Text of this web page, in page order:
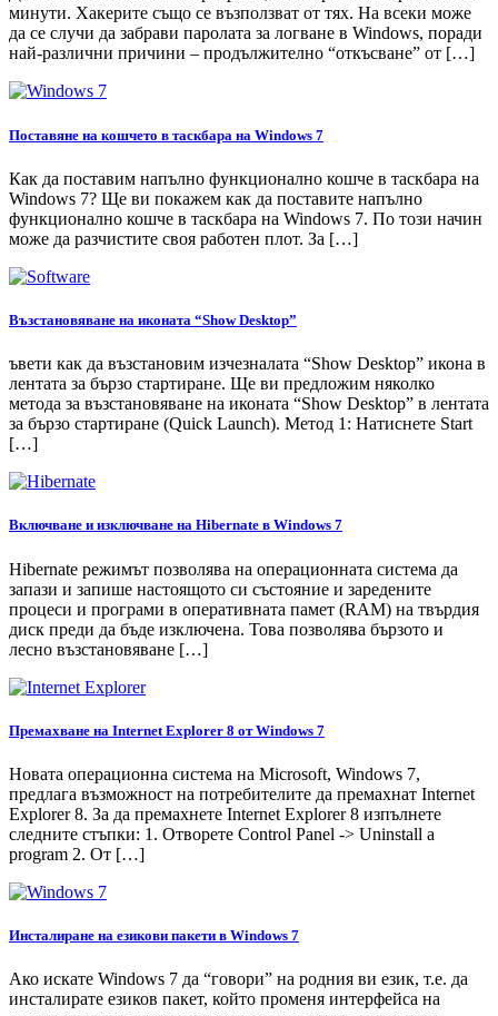
минути. Хакерите също се възползват от тях. На всеки може
да се случи да забрави паролата за логване в Windows, поради
най-различни причини – продължително “откъсване” от […]
Поставяне на кошчето в таскбара на Windows 7
Как да поставим напълно функционално кошче в таскбара на
Windows 7? Ще ви покажем как да поставите напълно
функционално кошче в таскбара на Windows 7. По този начин
може да разчистите своя работен плот. За […]
Възстановяване на иконата “Show Desktop”
ъвети как да възстановим изчезналата “Show Desktop” икона в
лентата за бързо стартиране. Ще ви предложим няколко
метода за възстановяване на иконата “Show Desktop” в лентата
за бързо стартиране (Quick Launch). Метод 1: Натиснете Start
[…]
Включване и изключване на Hibernate в Windows 7
Hibernate режимът позволява на операционната система да
запази и запише настоящото си състояние и заредените
процеси и програми в оперативната памет (RAM) на твърдия
диск преди да бъде изключена. Това позволява бързото и
лесно възстановяване […]
Премахване на Internet Explorer 8 от Windows 7
Новата операционна система на Microsoft, Windows 7,
предлага възможност на потребителите да премахнат Internet
Explorer 8. За да премахнете Internet Explorer 8 изпълнете
следните стъпки: 1. Отворете Control Panel -> Uninstall a
program 2. От […]
Инсталиране на езикови пакети в Windows 7
Ако искате Windows 7 да “говори” на родния ви език, т.е. да
инсталирате езиков пакет, който променя интерфейса на